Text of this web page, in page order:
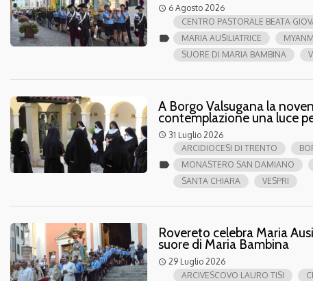
access_time 6 Agosto 2026
label
CENTRO PASTORALE BEATA
MARIA AUSILIATRICE
SUORE DI MARIA BAMBINA
A Borgo Valsugana la
contemplazione una luce
access_time 31 Luglio 2026
label
ARCIDIOCESI DI TRENTO
MONASTERO SAN DAMIANO
SANTA CHIARA
VESPRI
Rovereto celebra Maria
suore di Maria Bambina
access_time 29 Luglio 2026
ARCIVESCOVO LAURO TISI